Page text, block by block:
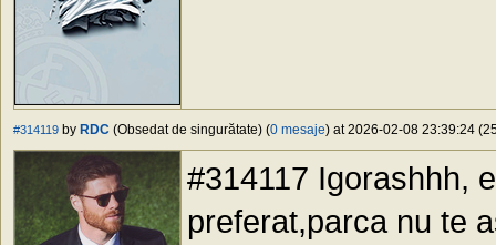
#314119 by RDC (Obsedat de singurătate) (0 mesaje) at 2026-02-08 23:39:24
#314117 Igorashhh,
preferat,parca nu te